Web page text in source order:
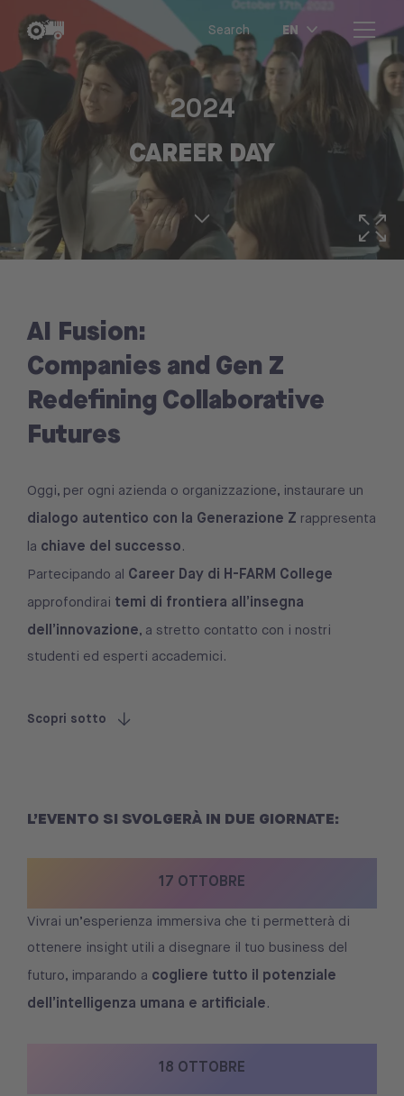
Search EN
2024
CAREER DAY
AI Fusion:
Companies and Gen Z
Redefining Collaborative
Futures
Oggi, per ogni azienda o organizzazione, instaurare un
dialogo autentico con la Generazione Z rappresenta
la chiave del successo.
Partecipando al Career Day di H-FARM College
approfondirai temi di frontiera all’insegna
dell’innovazione, a stretto contatto con i nostri
studenti ed esperti accademici.
Scopri sotto
L’EVENTO SI SVOLGERÀ IN DUE GIORNATE:
17 OTTOBRE
Vivrai un’esperienza immersiva che ti permetterà di
ottenere insight utili a disegnare il tuo business del
futuro, imparando a cogliere tutto il potenziale
dell’intelligenza umana e artificiale.
18 OTTOBRE